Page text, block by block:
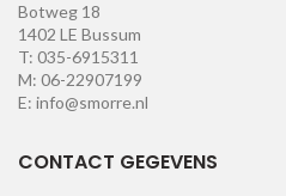
Botweg 18
1402 LE Bussum
T: 035-6915311
M: 06-22907199
E: info@smorre.nl
CONTACT GEGEVENS